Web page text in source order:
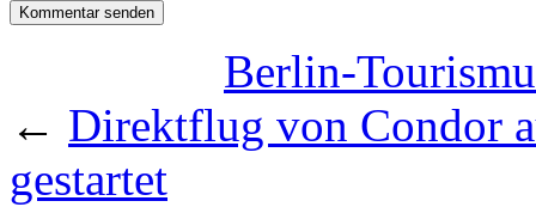
Berlin-
← Direktflug von Condor
gestartet